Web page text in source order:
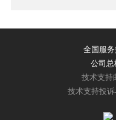
全国服务
公司总
技术支持
技术支持投